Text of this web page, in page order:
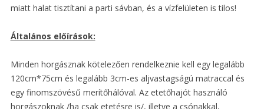
miatt halat tisztítani a parti sávban, és a vízfelületen is tilos!
Általános előírások:
Minden horgásznak kötelezően rendelkeznie kell egy legalább
120cm*75cm és legalább 3cm-es aljvastagságú matraccal és
egy finomszövésű merítőhálóval. Az etetőhajót használó
horgászoknak /ha csak etetésre is/, illetve a csónakkal,